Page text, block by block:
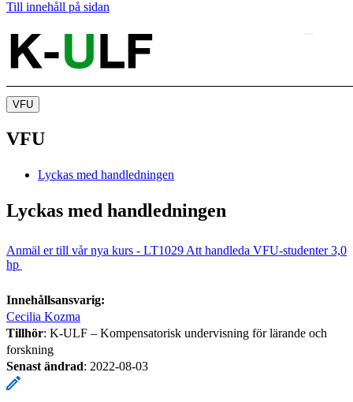
Till innehåll på sidan
VFU
VFU
Lyckas med handledningen
Lyckas med handledningen
Anmäl er till vår nya kurs - LT1029 Att handleda VFU-studenter 3,0
hp
Innehållsansvarig:
Cecilia Kozma
Tillhör: K-ULF – Kompensatorisk undervisning för lärande och
forskning
Senast ändrad: 2022-08-03